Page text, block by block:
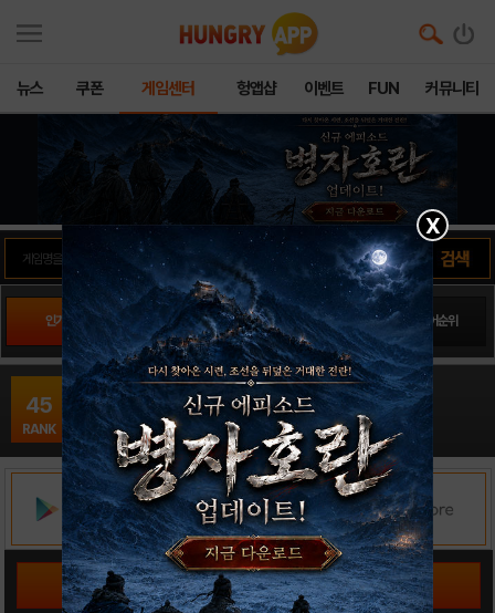
뉴스 쿠폰 게임센터 헝앱샵 이벤트 FUN 커뮤니티
인기게임 팬사이트순위 PLAY스토어순위 앱스토어순위
45
RANK
루시 - 그녀가 바라던 것16
시뮬레이션 / Modern Visual Arts Laboratory
출시일: 2016-12-09
공략 커뮤니티 바로가기
X